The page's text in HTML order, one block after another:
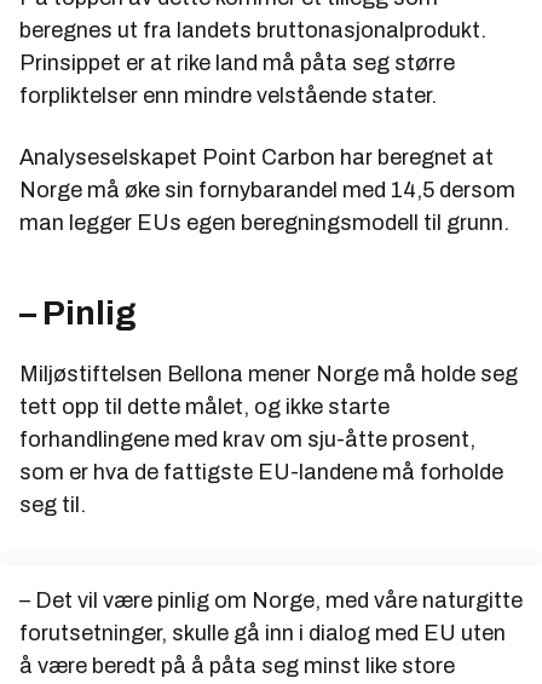
beregnes ut fra landets bruttonasjonalprodukt.
Prinsippet er at rike land må påta seg større
forpliktelser enn mindre velstående stater.
Analyseselskapet Point Carbon har beregnet at
Norge må øke sin fornybarandel med 14,5 dersom
man legger EUs egen beregningsmodell til grunn.
– Pinlig
Miljøstiftelsen Bellona mener Norge må holde seg
tett opp til dette målet, og ikke starte
forhandlingene med krav om sju-åtte prosent,
som er hva de fattigste EU-landene må forholde
seg til.
– Det vil være pinlig om Norge, med våre naturgitte
forutsetninger, skulle gå inn i dialog med EU uten
å være beredt på å påta seg minst like store